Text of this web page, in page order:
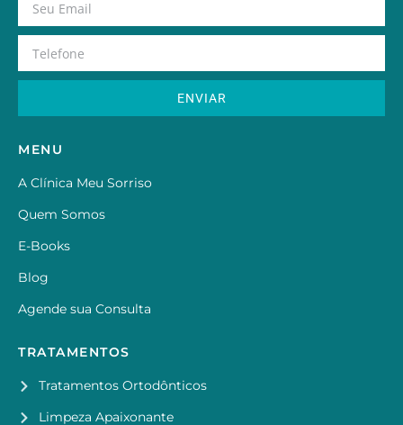
TRATAMENTOS
Tratamentos Ortodônticos
Limpeza Apaixonante
MENU
A Clínica Meu Sorriso
Quem Somos
E-Books
Blog
Agende sua Consulta
ENVIAR